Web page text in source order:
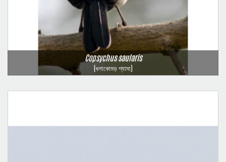
Copsychus saularis
(ধলাকোমড় শ্যামা)